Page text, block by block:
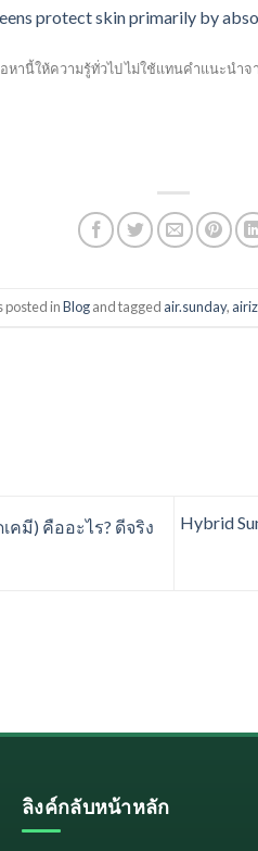
protect skin primarily by
หานี้ให้ความรู้ทั่วไป ไม่ใช้แทนคำแนะนำ
posted inBlogand tagged air.sunday,
คมี) คืออะไร? ดีจริง
Hybrid
ลิงค์กลับหน้าหลัก